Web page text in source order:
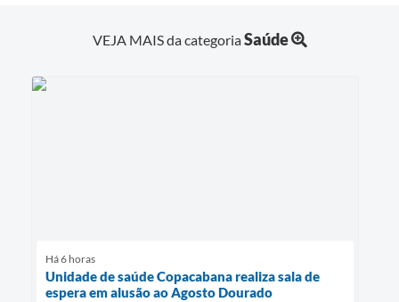
VEJA MAIS da categoriaSaúde
Há 6 horas
Unidade de saúde Copacabana realiza sala de
espera em alusão ao Agosto Dourado